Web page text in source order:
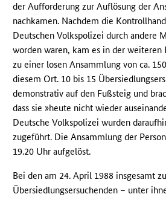
der Aufforderung zur Auflösung der
nachkamen. Nachdem die
Deutschen Volkspolizei durch andere
worden waren, kam es in der weiteren
zu einer losen Ansammlung von ca.
diesem Ort. 10 bis 15
demonstrativ auf den Fußsteig und
dass sie »heute nicht wieder
Deutsche Volkspolizei wurden
zugeführt. Die Ansammlung der
19.20 Uhr aufgelöst.
Bei den am 24. April 1988 insgesamt
Übersiedlungsersuchenden – unter